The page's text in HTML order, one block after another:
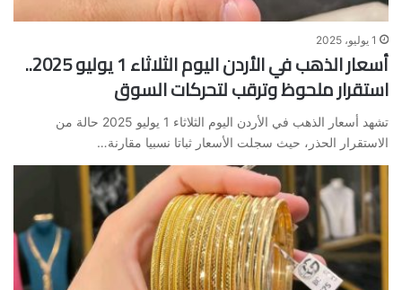
1 يوليو، 2025
أسعار الذهب في الأردن اليوم الثلاثاء 1 يوليو 2025..
استقرار ملحوظ وترقب لتحركات السوق
تشهد أسعار الذهب في الأردن اليوم الثلاثاء 1 يوليو 2025 حالة من
الاستقرار الحذر، حيث سجلت الأسعار ثباتا نسبيا مقارنة…